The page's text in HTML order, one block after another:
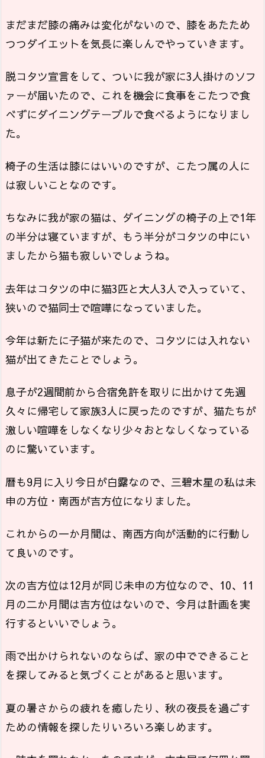
まだまだ膝の痛みは変化がないので、膝をあたため
つつダイエットを気長に楽しんでやっていきます。
脱コタツ宣言をして、ついに我が家に3人掛けのソフ
ァーが届いたので、これを機会に食事をこたつで食
べずにダイニングテーブルで食べるようになりまし
た。
椅子の生活は膝にはいいのですが、こたつ属の人に
は寂しいことなのです。
ちなみに我が家の猫は、ダイニングの椅子の上で1年
の半分は寝ていますが、もう半分がコタツの中にい
ましたから猫も寂しいでしょうね。
去年はコタツの中に猫3匹と大人3人で入っていて、
狭いので猫同士で喧嘩になっていました。
今年は新たに子猫が来たので、コタツには入れない
猫が出てきたことでしょう。
息子が2週間前から合宿免許を取りに出かけて先週
久々に帰宅して家族3人に戻ったのですが、猫たちが
激しい喧嘩をしなくなり少々おとなしくなっている
のに驚いています。
暦も9月に入り今日が白露なので、三碧木星の私は未
申の方位・南西が吉方位になりました。
これからの一か月間は、南西方向が活動的に行動し
て良いのです。
次の吉方位は12月が同じ未申の方位なので、10、11
月の二か月間は吉方位はないので、今月は計画を実
行するといいでしょう。
雨で出かけられないのならば、家の中でできること
を探してみると気づくことがあると思います。
夏の暑さからの疲れを癒したり、秋の夜長を過ごす
ための情報を探したりいろいろ楽しめます。